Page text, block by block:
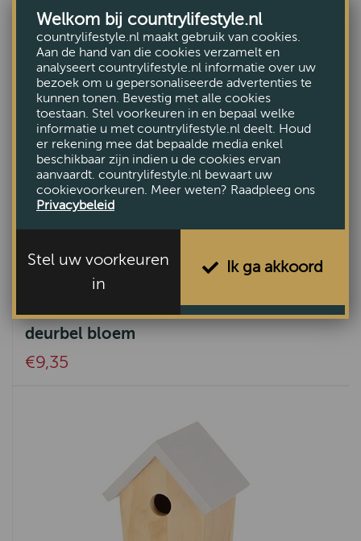
Deurmat Rubber halfrond
€11,95
deurbel bloem
€9,35
Welkom bij countrylifestyle.nl
countrylifestyle.nl maakt gebruik van cookies.
Aan de hand van die cookies verzamelt en
analyseert countrylifestyle.nl informatie over uw
bezoek om u gepersonaliseerde advertenties te
kunnen tonen. Bevestig met alle cookies
toestaan. Stel voorkeuren in en bepaal welke
informatie u met countrylifestyle.nl deelt. Houd
er rekening mee dat bepaalde media enkel
beschikbaar zijn indien u de cookies ervan
aanvaardt. countrylifestyle.nl bewaart uw
cookievoorkeuren. Meer weten? Raadpleeg ons
Privacybeleid
Stel uw voorkeuren
in
Ik ga akkoord